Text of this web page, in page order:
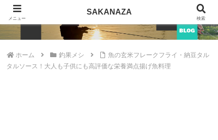
SAKANAZA
ホーム 釣果メシ
魚の玄米フレークフライ・納豆タル
タルソース！大人も子供にも高評価な栄養満点揚げ魚料理
メニュー
SAKANAZA
検索